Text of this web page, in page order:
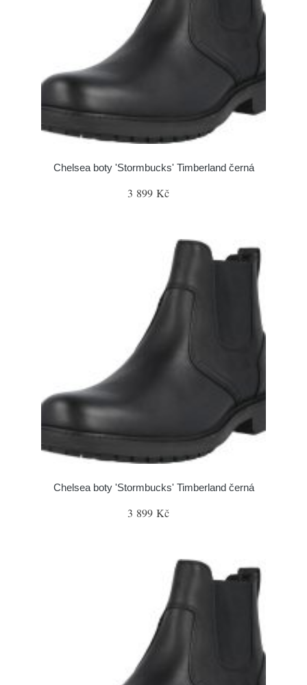
Chelsea boty 'Stormbucks' Timberland černá
3 899 Kč
Chelsea boty 'Stormbucks' Timberland černá
3 899 Kč